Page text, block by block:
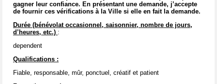
gagner leur confiance. En présentant une demande, j’accepte
de fournir ces vérifications à la Ville si elle en fait la demande.
Durée (bénévolat occasionnel, saisonnier, nombre de jours,
d’heures, etc.) :
dependent
Qualifications :
Fiable, responsable, mûr, ponctuel, créatif et patient